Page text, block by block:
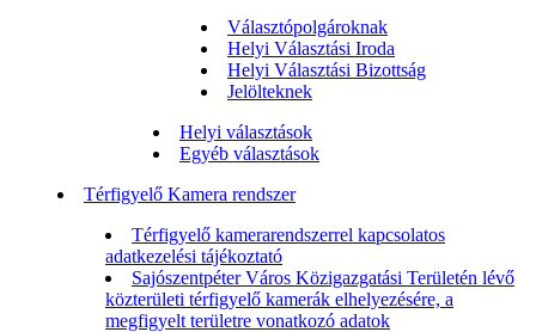
Választópolgároknak
Helyi Választási Iroda
Helyi Választási Bizottság
Jelölteknek
Helyi választások
Egyéb választások
Térfigyelő Kamera rendszer
Térfigyelő kamerarendszerrel kapcsolatos
adatkezelési tájékoztató
Sajószentpéter Város Közigazgatási Területén lévő
közterületi térfigyelő kamerák elhelyezésére, a
megfigyelt területre vonatkozó adatok